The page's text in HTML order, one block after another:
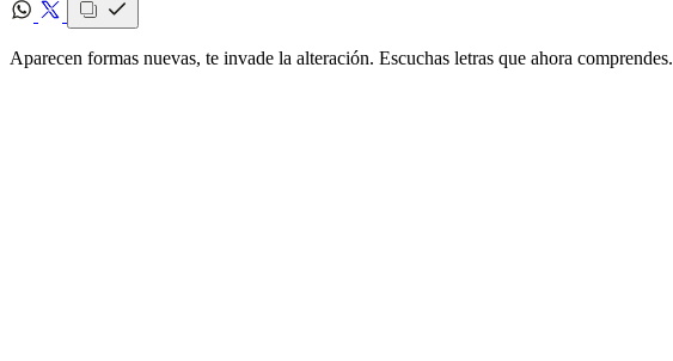
Aparecen formas nuevas, te invade la alteración. Escuchas letras que ahora comprendes.